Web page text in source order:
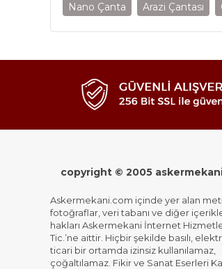
Nano Çanta Arazi Çantası
copyright © 2005
Askermekani.com içinde yer alan
fotoğraflar, veri tabanı ve diğer
hakları Askermekani İnternet
Tic.’ne aittir. Hiçbir şekilde basılı,
ticari bir ortamda izinsiz kullanılamaz,
çoğaltılamaz. Fikir ve Sanat Eserleri